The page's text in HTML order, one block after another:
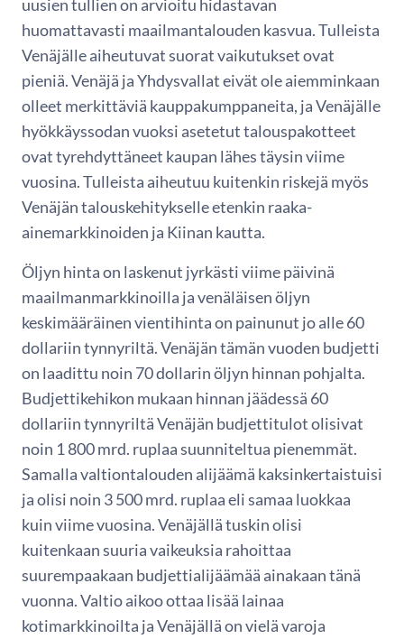
uusien tullien on arvioitu hidastavan
huomattavasti maailmantalouden kasvua. Tulleista
Venäjälle aiheutuvat suorat vaikutukset ovat
pieniä. Venäjä ja Yhdysvallat eivät ole aiemminkaan
olleet merkittäviä kauppakumppaneita, ja Venäjälle
hyökkäyssodan vuoksi asetetut talouspakotteet
ovat tyrehdyttäneet kaupan lähes täysin viime
vuosina. Tulleista aiheutuu kuitenkin riskejä myös
Venäjän talouskehitykselle etenkin raaka-
ainemarkkinoiden ja Kiinan kautta.
Öljyn hinta on laskenut jyrkästi viime päivinä
maailmanmarkkinoilla ja venäläisen öljyn
keskimääräinen vientihinta on painunut jo alle 60
dollariin tynnyriltä. Venäjän tämän vuoden budjetti
on laadittu noin 70 dollarin öljyn hinnan pohjalta.
Budjettikehikon mukaan hinnan jäädessä 60
dollariin tynnyriltä Venäjän budjettitulot olisivat
noin 1 800 mrd. ruplaa suunniteltua pienemmät.
Samalla valtiontalouden alijäämä kaksinkertaistuisi
ja olisi noin 3 500 mrd. ruplaa eli samaa luokkaa
kuin viime vuosina. Venäjällä tuskin olisi
kuitenkaan suuria vaikeuksia rahoittaa
suurempaakaan budjettialijäämää ainakaan tänä
vuonna. Valtio aikoo ottaa lisää lainaa
kotimarkkinoilta ja Venäjällä on vielä varoja